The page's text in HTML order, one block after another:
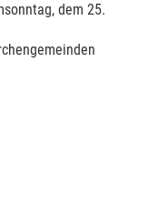
dem 25.